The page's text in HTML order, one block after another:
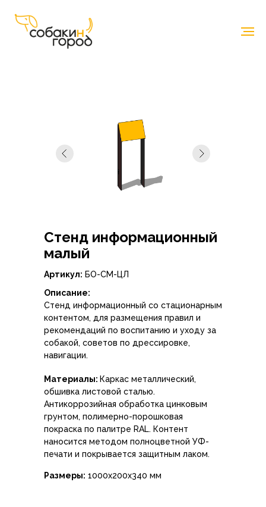
Стенд информационный
малый
Артикул: БО-СМ-ЦЛ
Материалы: Каркас металлический,
обшивка листовой сталью.
Антикоррозийная обработка цинковым
грунтом, полимерно-порошковая
покраска по палитре RAL. Контент
наносится методом полноцветной УФ-
печати и покрывается защитным лаком.
Размеры: 1000х200х340 мм
Описание:
Стенд информационный со стационарным
контентом, для размещения правил и
рекомендаций по воспитанию и уходу за
собакой, советов по дрессировке,
навигации.